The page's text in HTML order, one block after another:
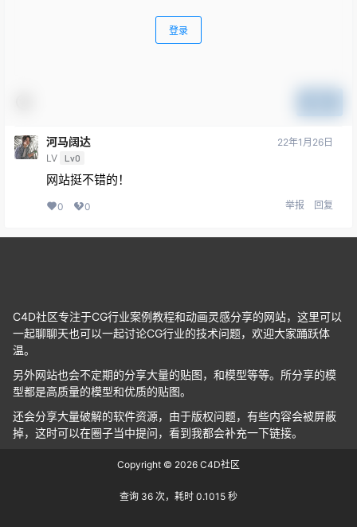
登录
河马阔达
LV Lv0
22年1月26日
网站挺不错的！
0 0 举报 回复
C4D社区专注于CG行业案例教程和动画灵感分享的网站，这里可以
一起聊聊天也可以一起讨论CG行业的技术问题，欢迎大家踊跃体
温。
另外网站也会不定期的分享大量的贴图，和模型等等。所分享的模
型都是高质量的模型和优质的贴图。
还会分享大量破解的软件资源，由于版权问题，有些内容会被屏蔽
掉，这时可以在圈子当中提问，看到我都会补充一下链接。
Copyright © 2026 C4D社区
查询 36 次，耗时 0.1015 秒